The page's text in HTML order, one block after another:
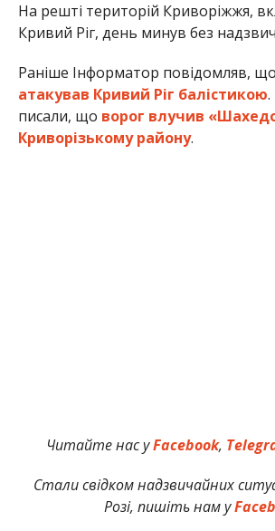
На решті територій Криворіжжя,
Кривий Ріг, день минув без
Раніше Інформатор повідомляв, що
атакував Кривий Ріг балістикою
писали, що ворог влучив
Криворізькому району.
Читайте нас уFacebook,
Стали свідком надзвичайних
Розі, пишіть нам у